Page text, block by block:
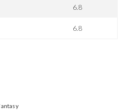
6.8
6.8